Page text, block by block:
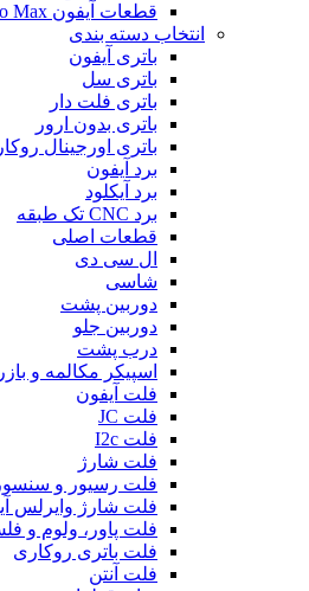
قطعات آیفون 17Pro Max
انتخاب دسته بندی
باتری آیفون
باتری سل
باتری فلت دار
باتری بدون ارور
باتری اورجینال
برد آیفون
برد آیکلود
برد CNC تک طبقه
قطعات اصلی
ال سی دی
شاسی
دوربین پشت
دوربین جلو
درب پشت
اسپیکر مکالمه و بازر
فلت آیفون
فلت JC
فلت I2c
فلت شارژ
فلت رسیور و
فلت شارژ وایرلس
فلت پاور، ولوم و
فلت باتری روکاری
فلت آنتن